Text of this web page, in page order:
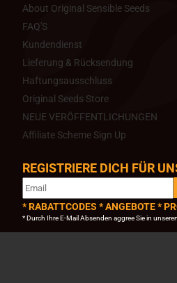
About Original Sensible Seeds
FAQ'S
Kundendienst
Lieferung & Rücksendung
Haftungsausschluss
Original Seeds Store
NEUE VERÖFFENTLICHUNGEN
Affiliate Scheme Sign Up
REGISTRIERE DICH FÜR
* RABATTCODES * ANGEBOTE *
* Durch Ihre E-Mail Absenden aggree Sie in